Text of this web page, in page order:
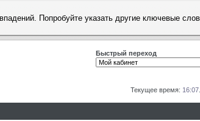
Попробуйте указать другие ключевые
Быстрый переход
Текущее время: 16:07